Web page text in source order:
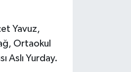
Yavuz,
Ortaokul
Aslı Yurday.